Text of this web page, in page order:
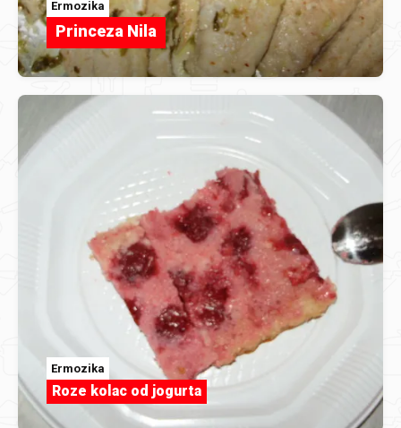
Ermozika
Princeza Nila
Ermozika
Roze kolac od jogurta